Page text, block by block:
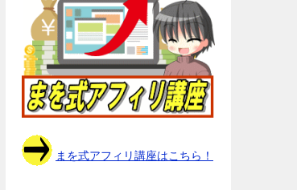
まを式アフィリ講座はこちら！